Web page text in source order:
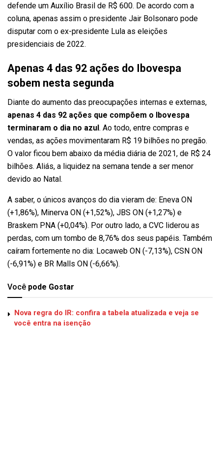
defende um Auxílio Brasil de R$ 600. De acordo com a
coluna, apenas assim o presidente Jair Bolsonaro pode
disputar com o ex-presidente Lula as eleições
presidenciais de 2022.
Apenas 4 das 92 ações do Ibovespa
sobem nesta segunda
Diante do aumento das preocupações internas e externas,
apenas 4 das 92 ações que compõem o Ibovespa
terminaram o dia no azul . Ao todo, entre compras e
vendas, as ações movimentaram R$ 19 bilhões no pregão.
O valor ficou bem abaixo da média diária de 2021, de R$ 24
bilhões. Aliás, a liquidez na semana tende a ser menor
devido ao Natal.
A saber, o únicos avanços do dia vieram de: Eneva ON
(+1,86%), Minerva ON (+1,52%), JBS ON (+1,27%) e
Braskem PNA (+0,04%). Por outro lado, a CVC liderou as
perdas, com um tombo de 8,76% dos seus papéis. Também
caíram fortemente no dia: Locaweb ON (-7,13%), CSN ON
(-6,91%) e BR Malls ON (-6,66%).
Você pode Gostar
Nova regra do IR: confira a tabela atualizada e veja se
você entra na isenção